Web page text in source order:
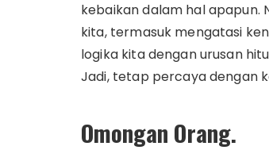
kebaikan dalam hal apapun.
kita, termasuk mengatasi
logika kita dengan urusan
Jadi, tetap percaya dengan
Omongan Orang.